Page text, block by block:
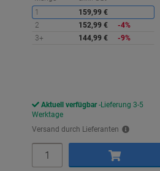
1
159,99 €
2
152,99 €
-4%
3+
144,99 € -9%
Aktuell verfügbar Lieferung 3-5
Werktage
Versand durch Lieferanten